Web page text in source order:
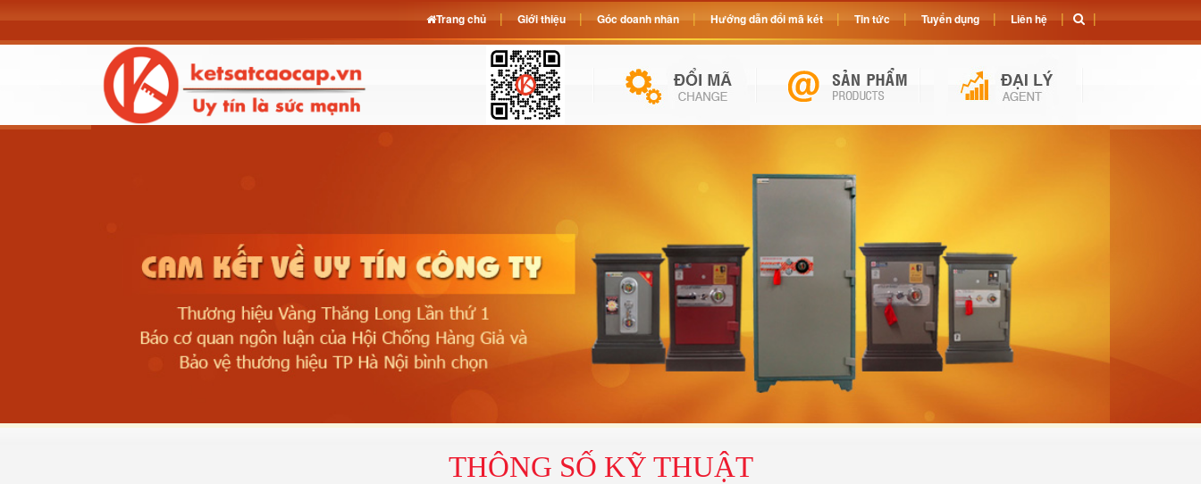
THÔNG SỐ KỸ THUẬT
Trang chủ Giới thiệu Góc doanh nhân Hướng dẫn đổi mã két Tin tức Tuyển dụng Liên hệ